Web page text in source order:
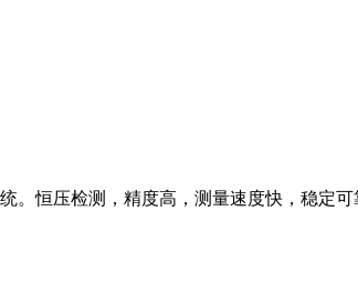
。恒压检测，精度高，测量速度快，稳定可